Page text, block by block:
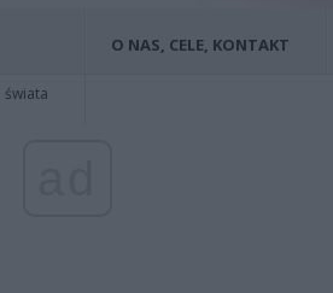
świata
O NAS, CELE, KONTAKT